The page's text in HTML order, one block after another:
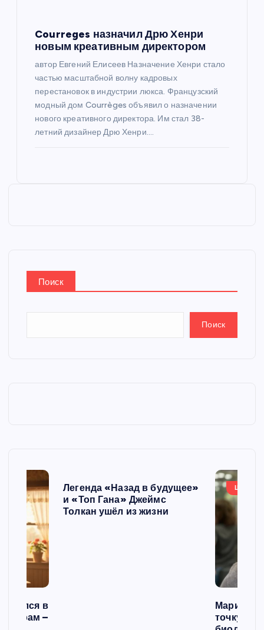
Courreges назначил Дрю Хенри
новым креативным директором
автор Евгений Елисеев Назначение Хенри стало
частью масштабной волну кадровых
перестановок в индустрии люкса. Французский
модный дом Courrèges объявил о назначении
нового креативного директора. Им стал 38-
летний дизайнер Дрю Хенри.…
Поиск
Поиск
в
–
Легенда «Назад в будущее»
и «Топ Гана» Джеймс
Толкан ушёл из жизни
Мария
точку в